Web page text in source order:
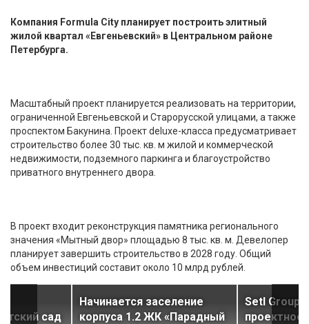
Компания Formula City планирует построить элитный
жилой квартал «Евгеньевский» в Центральном районе
Петербурга.
Масштабный проект планируется реализовать на территории,
ограниченной Евгеньевской и Старорусской улицами, а также
проспектом Бакунина. Проект deluxe-класса предусматривает
строительство более 30 тыс. кв. м жилой и коммерческой
недвижимости, подземного паркинга и благоустройство
приватного внутреннего двора.
В проект входит реконструкция памятника регионального
значения «Мытный двор» площадью 8 тыс. кв. м. Девелопер
планирует завершить строительство в 2028 году. Общий
объем инвестиций составит около 10 млрд рублей.
сад
Начинается заселение
корпуса 1.2 ЖК «Парадный
Setl Group
проектное